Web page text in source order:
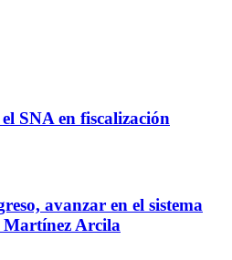
SNA en fiscalización
avanzar en el sistema
Arcila